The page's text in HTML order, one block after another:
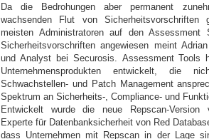
Da die Bedrohungen aber permanent
wachsenden Flut von Sicherheitsvorschriften
meisten Administratoren auf den Assessment
Sicherheitsvorschriften angewiesen meint
und Analyst bei Securosis. Assessment Tools
Unternehmensprodukten entwickelt, die
Schwachstellen- und Patch Management
Spektrum an Sicherheits-, Compliance- und
Entwickelt wurde die neue Repscan-Version
Experte für Datenbanksicherheit von Red
dass Unternehmen mit Repscan in der Lage